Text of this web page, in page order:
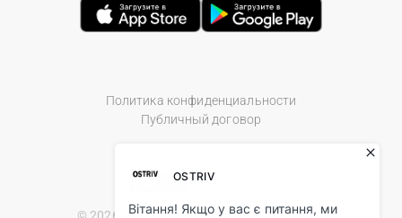
Политика конфиденциальности
Публичный договор